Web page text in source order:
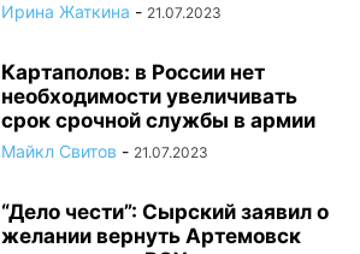
Ирина Жаткина - 21.07.2023
Картаполов: в России нет
необходимости увеличивать
срок срочной службы в армии
Майкл Свитов - 21.07.2023
“Дело чести”: Сырский заявил о
желании вернуть Артемовск